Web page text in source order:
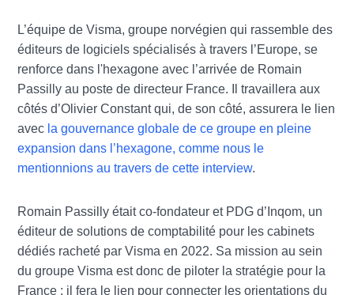
L’équipe de Visma, groupe norvégien qui rassemble des
éditeurs de logiciels spécialisés à travers l’Europe, se
renforce dans l'hexagone avec l’arrivée de Romain
Passilly au poste de directeur France. Il travaillera aux
côtés d’Olivier Constant qui, de son côté, assurera le lien
avec la gouvernance globale de ce groupe en pleine
expansion dans l’hexagone, comme nous le
mentionnions au travers de cette interview.
Romain Passilly était co-fondateur et PDG d’Inqom, un
éditeur de solutions de comptabilité pour les cabinets
dédiés racheté par Visma en 2022. Sa mission au sein
du groupe Visma est donc de piloter la stratégie pour la
France ; il fera le lien pour connecter les orientations du